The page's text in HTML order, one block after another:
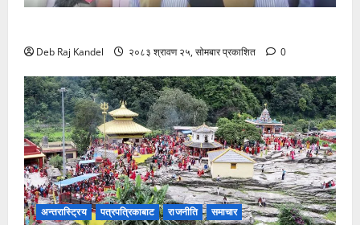
Deb Raj Kandel २०८३ श्रावण २५, सोमबार प्रकाशित 0
अन्तरास्ट्रिय पत्रपत्रिकाबाट राजनीति समाचार